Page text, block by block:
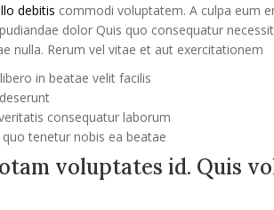
debitis commodi voluptatem. A culpa eum
dolor Quis quo consequatur
nulla. Rerum vel vitae et aut exercitationem
in beatae velit facilis
consequatur laborum
tenetur nobis ea beatae
voluptates id. Quis